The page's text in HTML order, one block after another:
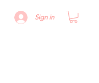
Sign in